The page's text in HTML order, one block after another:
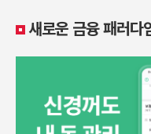
새로운 금융 패러다